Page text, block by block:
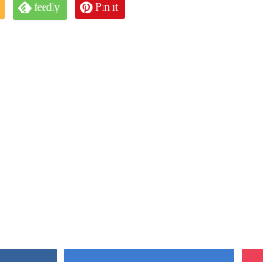
feedly Pin it